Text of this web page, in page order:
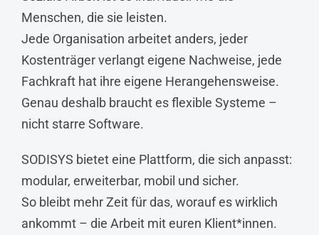
Menschen, die sie leisten.
Jede Organisation arbeitet anders, jeder
Kostenträger verlangt eigene Nachweise, jede
Fachkraft hat ihre eigene Herangehensweise.
Genau deshalb braucht es flexible Systeme –
nicht starre Software.
SODISYS bietet eine Plattform, die sich anpasst:
modular, erweiterbar, mobil und sicher.
So bleibt mehr Zeit für das, worauf es wirklich
ankommt – die Arbeit mit euren Klient*innen.